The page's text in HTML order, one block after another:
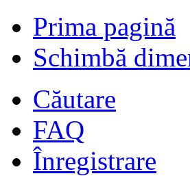
Prima pagină
Schimbă
Căutare
FAQ
Înregistrare